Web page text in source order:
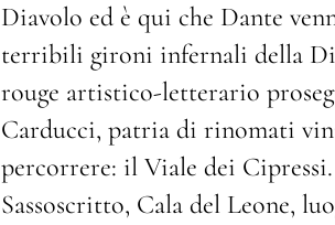
Diavolo ed è qui che Dante
terribili gironi infernali della
rouge artistico-letterario
Carducci, patria di rinomati
percorrere: il Viale dei
Sassoscritto, Cala del Leone,